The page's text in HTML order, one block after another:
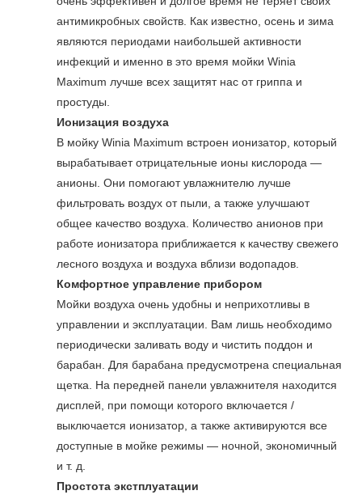
антимикробных свойств. Как известно, осень и зима
являются периодами наибольшей активности
инфекций и именно в это время мойки Winia
Maximum лучше всех защитят нас от гриппа и
простуды.
Ионизация воздуха
В мойку Winia Maximum встроен ионизатор, который
вырабатывает отрицательные ионы кислорода —
анионы. Они помогают увлажнителю лучше
фильтровать воздух от пыли, а также улучшают
общее качество воздуха. Количество анионов при
работе ионизатора приближается к качеству свежего
лесного воздуха и воздуха вблизи водопадов.
Комфортное управление прибором
Мойки воздуха очень удобны и неприхотливы в
управлении и эксплуатации. Вам лишь необходимо
периодически заливать воду и чистить поддон и
барабан. Для барабана предусмотрена специальная
щетка. На передней панели увлажнителя находится
дисплей, при помощи которого включается /
выключается ионизатор, а также активируются все
доступные в мойке режимы — ночной, экономичный
и т. д.
Простота экстплуатации